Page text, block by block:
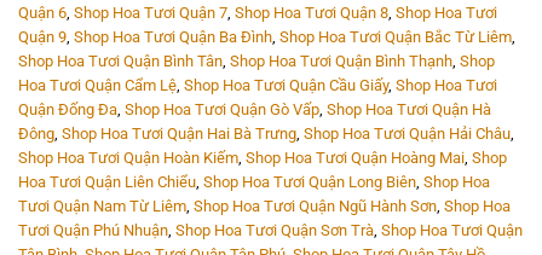
Quận 6, Shop Hoa Tươi Quận 7, Shop Hoa Tươi Quận 8, Shop Hoa Tươi
Quận 9, Shop Hoa Tươi Quận Ba Đình, Shop Hoa Tươi Quận Bắc Từ Liêm,
Shop Hoa Tươi Quận Bình Tân, Shop Hoa Tươi Quận Bình Thạnh, Shop
Hoa Tươi Quận Cẩm Lệ, Shop Hoa Tươi Quận Cầu Giấy, Shop Hoa Tươi
Quận Đống Đa, Shop Hoa Tươi Quận Gò Vấp, Shop Hoa Tươi Quận Hà
Đông, Shop Hoa Tươi Quận Hai Bà Trưng, Shop Hoa Tươi Quận Hải Châu,
Shop Hoa Tươi Quận Hoàn Kiếm, Shop Hoa Tươi Quận Hoàng Mai, Shop
Hoa Tươi Quận Liên Chiểu, Shop Hoa Tươi Quận Long Biên, Shop Hoa
Tươi Quận Nam Từ Liêm, Shop Hoa Tươi Quận Ngũ Hành Sơn, Shop Hoa
Tươi Quận Phú Nhuận, Shop Hoa Tươi Quận Sơn Trà, Shop Hoa Tươi Quận